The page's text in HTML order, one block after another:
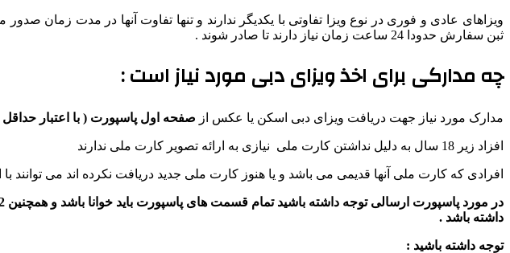
ثبن سفارش حدودا 24 ساعت زمان نیاز دارند تا صادر شوند .
چه مدارکی برای اخذ ویزای دبی مورد نیاز است :
مدارک مورد نیاز جهت دریافت ویزای دبی اسکن یا عکس از صفحه اول پاسپورت ( با اعتبار حداقل 6 ماه ) – شناسنامه – عکس پرسونلی و کارت ملی
افزاد زیر 18 سال به دلیل نداشتن کارت ملی نیازی به ارائه تصویر کارت ملی ندارند
افرادی که کارت ملی آنها قدیمی می باشد و یا هنوز کارت ملی جدید دریافت نکرده اند می
داشته باشد .
توجه داشته باشید :